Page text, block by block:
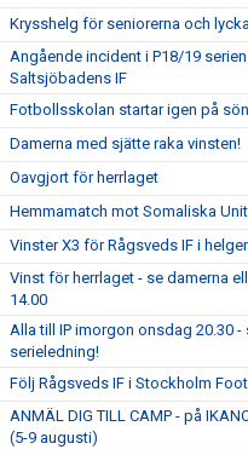
Krysshelg för seniorerna och
Angående incident i P18/19
Saltsjöbadens IF
Fotbollsskolan startar igen på
Damerna med sjätte raka vinsten!
Oavgjort för herrlaget
Hemmamatch mot Somaliska
Vinster X3 för Rågsveds IF i
Vinst för herrlaget - se damerna
14.00
Alla till IP imorgon onsdag 20.30 -
serieledning!
Följ Rågsveds IF i Stockholm
ANMÄL DIG TILL CAMP - på
(5-9 augusti)